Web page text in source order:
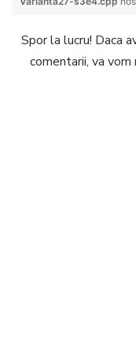
Spor la lucru! Daca
comentarii, va